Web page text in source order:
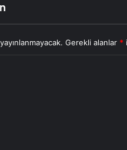
Gerekli alanlar *